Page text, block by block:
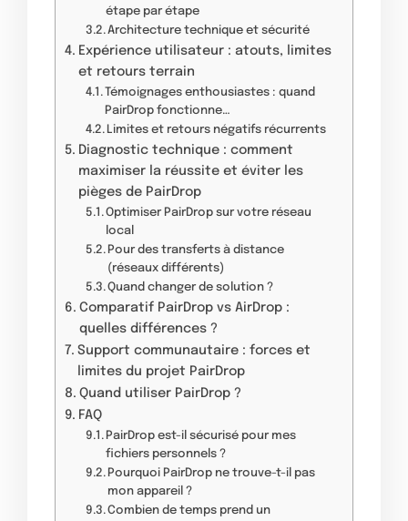
étape par étape
Architecture technique et sécurité
Expérience utilisateur : atouts, limites
et retours terrain
Témoignages enthousiastes : quand
PairDrop fonctionne…
Limites et retours négatifs récurrents
Diagnostic technique : comment
maximiser la réussite et éviter les
pièges de PairDrop
Optimiser PairDrop sur votre réseau
local
Pour des transferts à distance
(réseaux différents)
Quand changer de solution ?
Comparatif PairDrop vs AirDrop :
quelles différences ?
Support communautaire : forces et
limites du projet PairDrop
Quand utiliser PairDrop ?
FAQ
PairDrop est-il sécurisé pour mes
fichiers personnels ?
Pourquoi PairDrop ne trouve-t-il pas
mon appareil ?
Combien de temps prend un